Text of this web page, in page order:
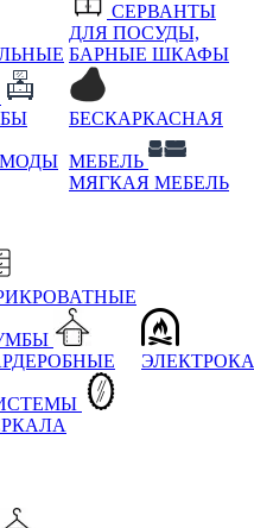
СЕРВАНТЫ
ДЛЯ ПОСУДЫ,
БАРНЫЕ ШКАФЫ
БЕСКАРКАСНАЯ
МЕБЕЛЬ
МЯГКАЯ МЕБЕЛЬ